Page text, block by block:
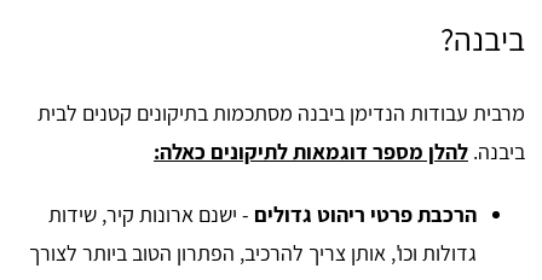
ביבנה?
מרבית עבודות הנדימן ביבנה מסתכמות בתיקונים קטנים לבית
ביבנה. להלן מספר דוגמאות לתיקונים כאלה:
הרכבת פרטי ריהוט גדולים - ישנם ארונות קיר, שידות
גדולות וכו', אותן צריך להרכיב, הפתרון הטוב ביותר לצורך